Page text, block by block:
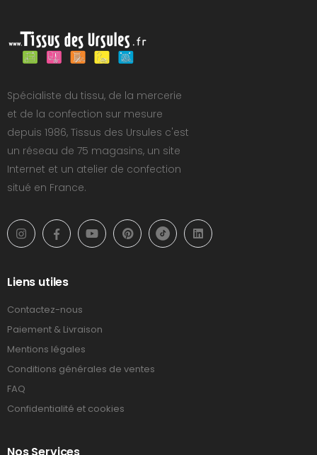
Spécialiste du tissu, de la mercerie
et de la confection sur mesure
depuis 1986, Tissus des Ursules c'est
un réseau de 75 magasins, un site
Internet et un atelier de confection
situé en France.
Liens utiles
Contactez-nous
Paiement & Livraison
Mentions légales
Conditions générales de ventes
FAQ
Confidentialité et cookies